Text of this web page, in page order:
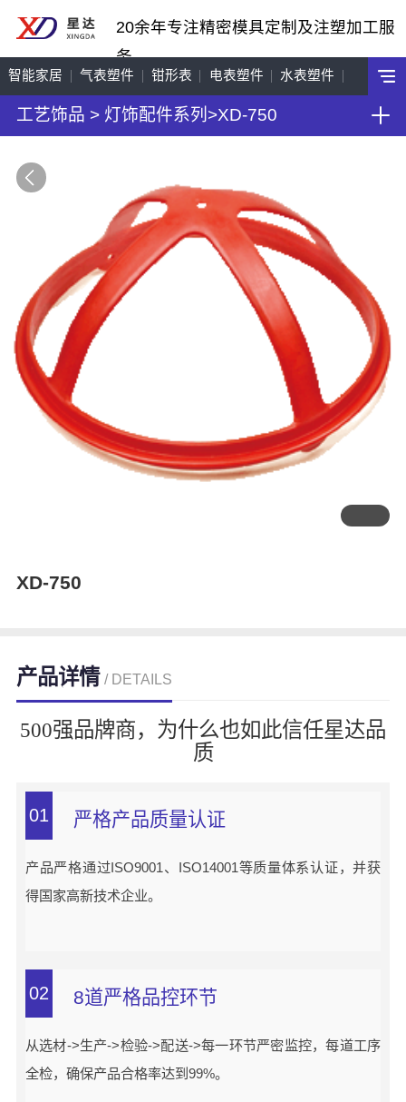
20余年专注精密模具定制及注塑加工服
务
智能家居 气表塑件 钳形表 电表塑件 水表塑件
工艺饰品 机车配件
工艺饰品 > 灯饰配件系列 >XD-750
XD-750
产品详情 / DETAILS
500强品牌商，为什么也如此信任星达品
质
01 严格产品质量认证
产品严格通过ISO9001、ISO14001等质量体系认证，并获
得国家高新技术企业。
02 8道严格品控环节
从选材->生产->检验->配送->每一环节严密监控，每道工序
全检，确保产品合格率达到99%。